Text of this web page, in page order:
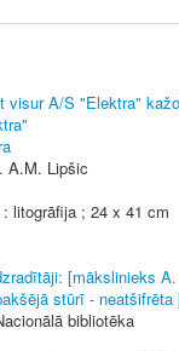
visur A/S "Elektra"
A.M. Lipšic
litogrāfija ; 24 x 41 cm
[mākslinieks
stūrī -
bibliotēka